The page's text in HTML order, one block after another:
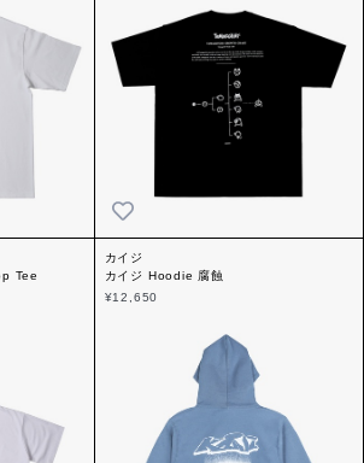
Tee
カイジ
カイジ Hoodie 腐蝕
¥12,650